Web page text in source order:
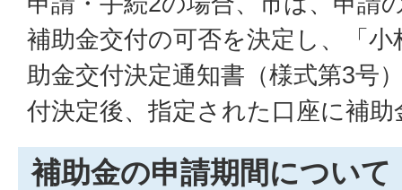
補助金交付の可否を決定し、「
助金交付決定通知書（様式第3号
付決定後、指定された口座に補
補助金の申請期間について